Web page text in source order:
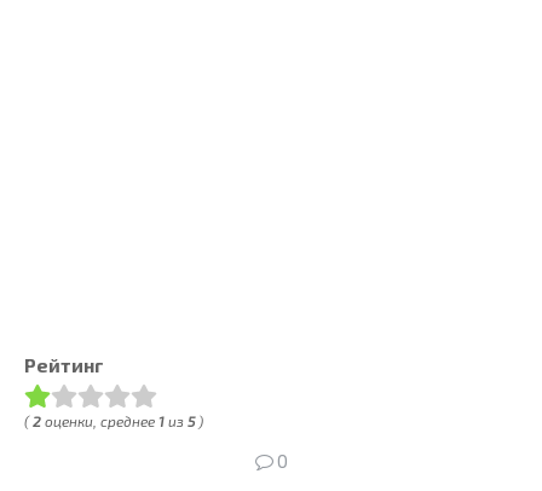
Рейтинг
(2 оценки, среднее 1 из 5)
0